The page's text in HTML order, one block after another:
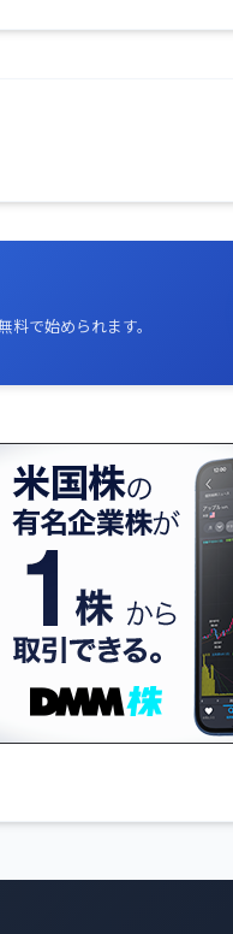
で始められます。